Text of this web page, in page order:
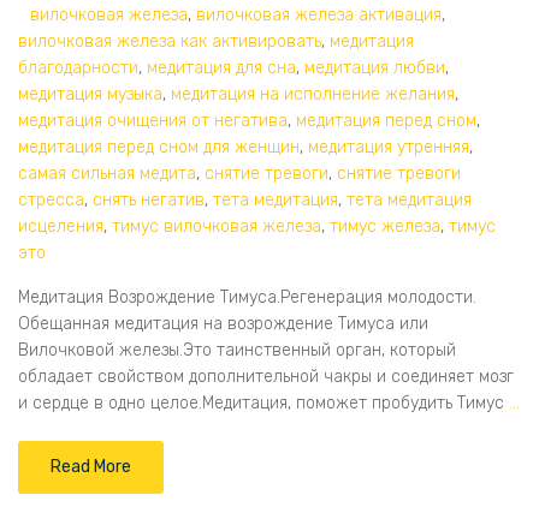
вилочковая железа, вилочковая железа активация,
вилочковая железа как активировать, медитация
благодарности, медитация для сна, медитация любви,
медитация музыка, медитация на исполнение желания,
медитация очищения от негатива, медитация перед сном,
медитация перед сном для женщин, медитация утренняя,
самая сильная медита, снятие тревоги, снятие тревоги
стресса, снять негатив, тета медитация, тета медитация
исцеления, тимус вилочковая железа, тимус железа, тимус
это
Медитация Возрождение Тимуса.Регенерация молодости.
Обещанная медитация на возрождение Тимуса или
Вилочковой железы.Это таинственный орган, который
обладает свойством дополнительной чакры и соединяет мозг
и сердце в одно целое.Медитация, поможет пробудить Тимус …
Read More